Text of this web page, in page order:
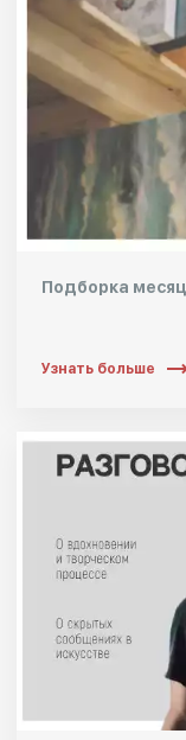
Подборка
Узнать больше